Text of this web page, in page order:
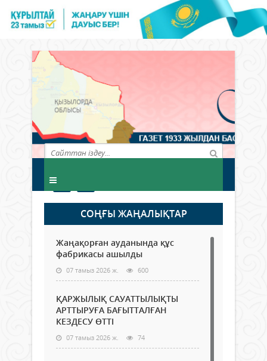
СОҢҒЫ ЖАҢАЛЫҚТАР
Жаңақорған ауданында құс
фабрикасы ашылды
07 тамыз 2026 ж. 600
ҚАРЖЫЛЫҚ САУАТТЫЛЫҚТЫ
АРТТЫРУҒА БАҒЫТТАЛҒАН
КЕЗДЕСУ ӨТТІ
07 тамыз 2026 ж. 74